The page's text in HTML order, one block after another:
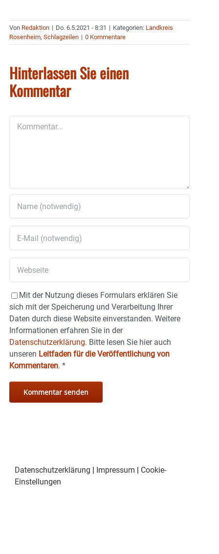
Von Redaktion | Do. 6.5.2021 - 8:31 | Kategorien: Landkreis
Rosenheim, Schlagzeilen | 0 Kommentare
Hinterlassen Sie einen
Kommentar
Mit der Nutzung dieses Formulars erklären Sie
sich mit der Speicherung und Verarbeitung Ihrer
Daten durch diese Website einverstanden. Weitere
Informationen erfahren Sie in der
Datenschutzerklärung. Bitte lesen Sie hier auch
unseren Leitfaden für die Veröffentlichung von
Kommentaren. *
Datenschutzerklärung Impressum
Cookie-
Einstellungen